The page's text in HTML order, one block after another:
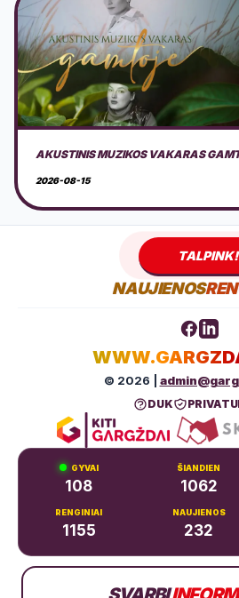
NEMOKAMAS EDUKACINIS PIKNIKAS
2026-08-16
TALPINK!
NAUJIENOS
© 2026 |
DUK
GYVAI
108
ŠIANDIEN
1062
RENGINIAI
1155
NAUJIENOS
232
+370 683